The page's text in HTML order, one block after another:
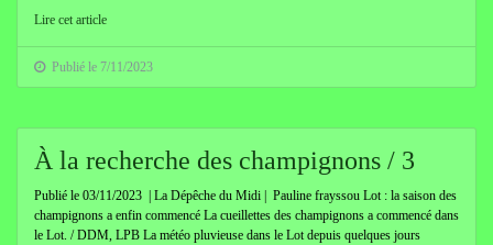
Lire cet article
Publié le 7/11/2023
À la recherche des champignons / 3
Publié le 03/11/2023 | La Dépêche du Midi | Pauline frayssou Lot : la saison des
champignons a enfin commencé La cueillettes des champignons a commencé dans
le Lot. / DDM, LPB La météo pluvieuse dans le Lot depuis quelques jours